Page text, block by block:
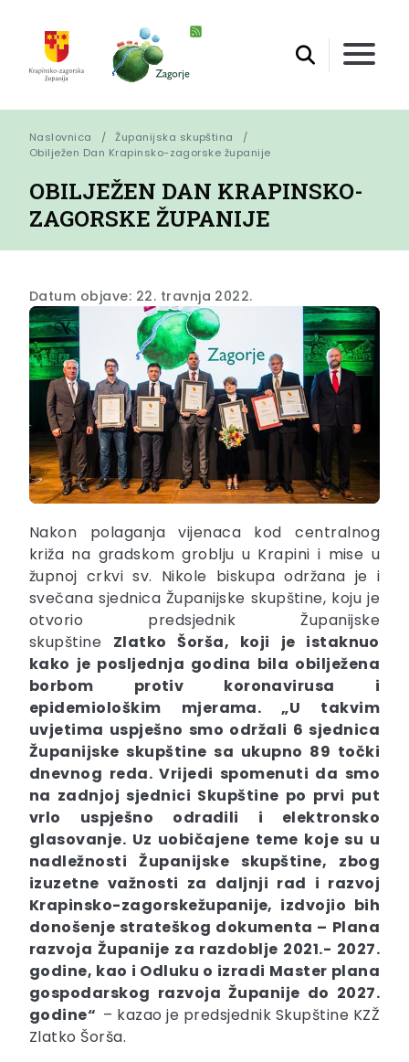
Naslovnica
Županijska skupština
Obilježen Dan Krapinsko-zagorske županije
OBILJEŽEN DAN KRAPINSKO-
ZAGORSKE ŽUPANIJE
Datum objave: 22. travnja 2022.
Nakon polaganja vijenaca kod centralnog
križa na gradskom groblju u Krapini i mise u
župnoj crkvi sv. Nikole biskupa održana je i
svečana sjednica Županijske skupštine, koju je
otvorio predsjednik Županijske
skupštine Zlatko Šorša, koji je istaknuo
kako je posljednja godina bila obilježena
borbom protiv koronavirusa i
epidemiološkim mjerama. „U takvim
uvjetima uspješno smo održali 6 sjednica
Županijske skupštine sa ukupno 89 točki
dnevnog reda. Vrijedi spomenuti da smo
na zadnjoj sjednici Skupštine po prvi put
vrlo uspješno odradili i elektronsko
glasovanje. Uz uobičajene teme koje su u
nadležnosti Županijske skupštine, zbog
izuzetne važnosti za daljnji rad i razvoj
Krapinsko-zagorskežupanije, izdvojio bih
donošenje strateškog dokumenta – Plana
razvoja Županije za razdoblje 2021.- 2027.
godine, kao i Odluku o izradi Master plana
gospodarskog razvoja Županije do 2027.
godine“ – kazao je predsjednik Skupštine KZŽ
Zlatko Šorša.